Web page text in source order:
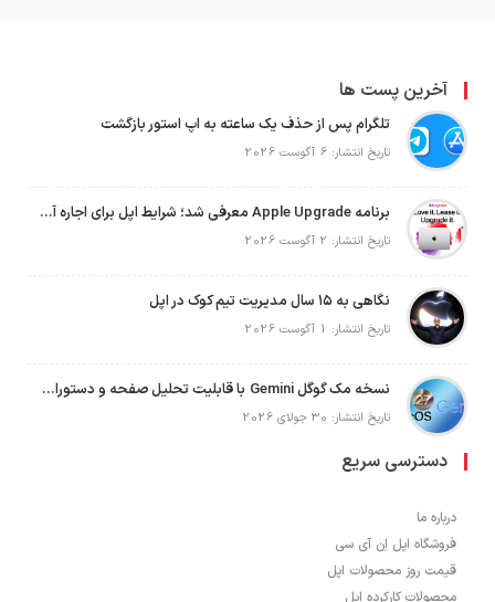
آخرین پست ها
تلگرام پس از حذف یک ساعته به اپ استور بازگشت
تاریخ انتشار: 6 آگوست 2026
برنامه Apple Upgrade معرفی شد؛ شرایط اپل برای اجاره آیفون، آیپد، مک و اپل واچ
تاریخ انتشار: 2 آگوست 2026
نگاهی به ۱۵ سال مدیریت تیم کوک در اپل
تاریخ انتشار: 1 آگوست 2026
نسخه مک گوگل Gemini با قابلیت تحلیل صفحه و دستورات صوتی در به‌روزرسانی جدید
تاریخ انتشار: 30 جولای 2026
دسترسی سریع
درباره ما
فروشگاه اپل اِن آی سی
قیمت روز محصولات اپل
محصولات کارکرده اپل